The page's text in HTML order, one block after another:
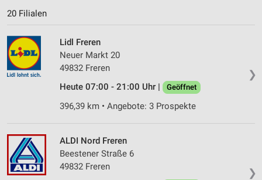
20 Filialen
❯
Lidl Freren
Neuer Markt 20
49832 Freren
Heute 07:00 - 21:00 Uhr |
Geöffnet
396,39 km • Angebote: 3 Prospekte
❯
ALDI Nord Freren
Beestener Straße 6
49832 Freren